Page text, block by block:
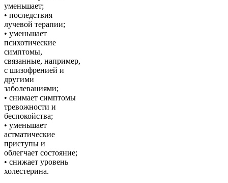
уменьшает;
• последствия
лучевой терапии;
• уменьшает
психотические
симптомы,
связанные, например,
с шизофренией и
другими
заболеваниями;
• снимает симптомы
тревожности и
беспокойства;
• уменьшает
астматические
приступы и
облегчает состояние;
• снижает уровень
холестерина.